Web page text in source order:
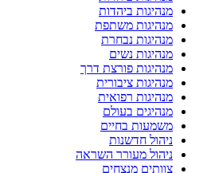
מנהיגות ביהדות
מנהיגות משתפת
מנהיגות נבחרת
מנהיגות נשים
מנהיגות פורצת דרך
מנהיגות ציבורית
מנהיגות רפואית
מנהיגים בעולם
משמעות בחיים
ניהול חדשנות
ניהול מעורר השראה
צוותים מנצחים